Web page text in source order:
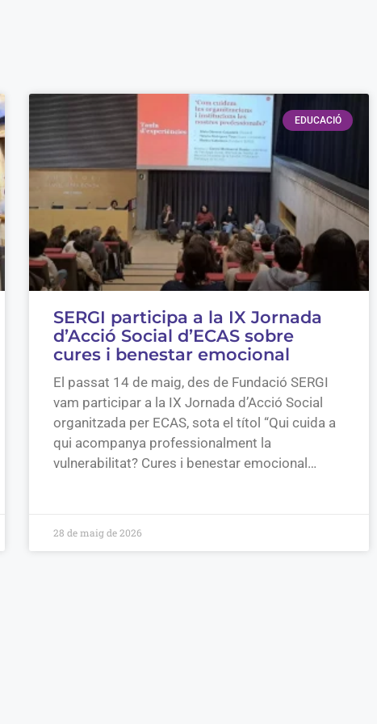
EDUCACIÓ
SERGI participa a la IX Jornada
d’Acció Social d’ECAS sobre
cures i benestar emocional
El passat 14 de maig, des de Fundació SERGI
vam participar a la IX Jornada d’Acció Social
organitzada per ECAS, sota el títol “Qui cuida a
qui acompanya professionalment la
vulnerabilitat? Cures i benestar emocional…
28 de maig de 2026